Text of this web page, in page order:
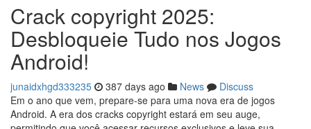
Crack copyright 2025:
Desbloqueie Tudo nos Jogos
Android!
junaidxhgd333235 387 days ago News
Discuss
Em o ano que vem, prepare-se para uma nova era de jogos
Android. A era dos cracks copyright estará em seu auge,